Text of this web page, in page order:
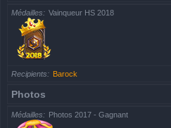
Médailles Vainqueur HS 2018
Recipients Barock
Photos
Médailles Photos 2017 - Gagnant